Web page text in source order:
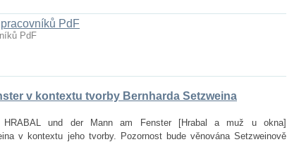
PdF
PdF
v kontextu tvorby Bernharda Setzweina
und der Mann am Fenster [Hrabal a muž u okna]
v kontextu jeho tvorby. Pozornost bude věnována Setzweinově